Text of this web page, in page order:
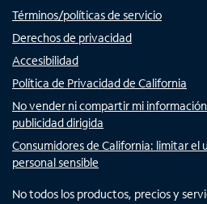
Términos/políticas de servicio
Derechos de privacidad
Accesibilidad
Política de Privacidad de California
No vender ni compartir mi
publicidad dirigida
Consumidores de California: limitar el
personal sensible
No todos los productos, precios y